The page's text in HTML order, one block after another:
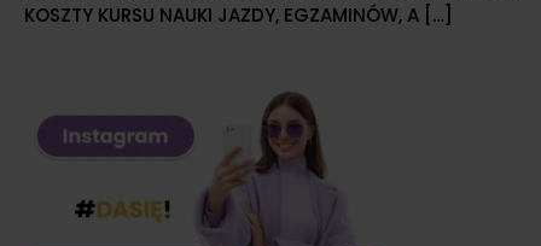
KOSZTY KURSU NAUKI JAZDY, EGZAMINÓW, A […]